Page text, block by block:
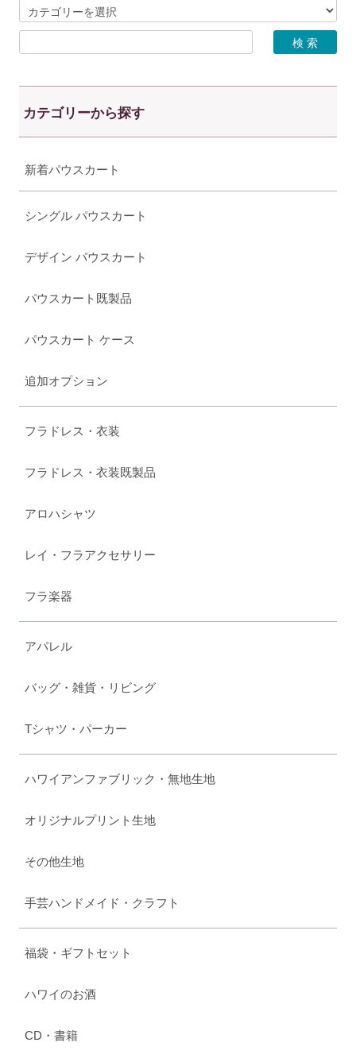
カテゴリーから探す
新着パウスカート
シングル パウスカート
デザイン パウスカート
パウスカート既製品
パウスカート ケース
追加オプション
フラドレス・衣装
フラドレス・衣装既製品
アロハシャツ
レイ・フラアクセサリー
フラ楽器
アパレル
バッグ・雑貨・リビング
Tシャツ・パーカー
ハワイアンファブリック・無地生地
オリジナルプリント生地
その他生地
手芸ハンドメイド・クラフト
福袋・ギフトセット
ハワイのお酒
CD・書籍